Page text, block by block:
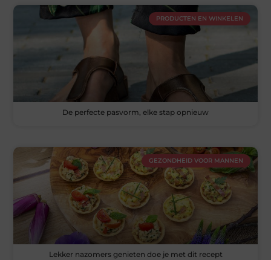
PRODUCTEN EN WINKELEN
De perfecte pasvorm, elke stap opnieuw
GEZONDHEID VOOR MANNEN
Lekker nazomers genieten doe je met dit recept